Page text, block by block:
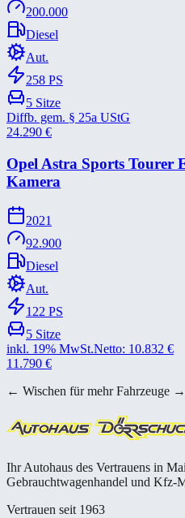
200.000
Diesel
Aut.
258 PS
5 Sitze
Diffb. gem. § 25a UStG
24.290 €
Opel Astra Sports Tourer
Kamera
2021
92.900
Diesel
Aut.
122 PS
5 Sitze
inkl. 19% MwSt.Netto: 10.832 €
11.790 €
← Wischen für mehr Fahrzeuge →
Ihr Autohaus des Vertrauens in
Gebrauchtwagenhandel und Kfz-
Vertrauen seit 1963